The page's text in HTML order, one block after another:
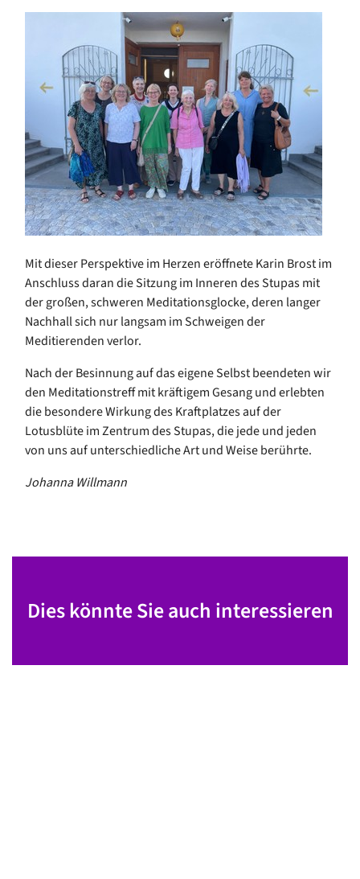
Mit dieser Perspektive im Herzen eröffnete Karin Brost im
Anschluss daran die Sitzung im Inneren des Stupas mit
der großen, schweren Meditationsglocke, deren langer
Nachhall sich nur langsam im Schweigen der
Meditierenden verlor.
Nach der Besinnung auf das eigene Selbst beendeten wir
den Meditationstreff mit kräftigem Gesang und erlebten
die besondere Wirkung des Kraftplatzes auf der
Lotusblüte im Zentrum des Stupas, die jede und jeden
von uns auf unterschiedliche Art und Weise berührte.
Johanna Willmann
Dies könnte Sie auch interessieren